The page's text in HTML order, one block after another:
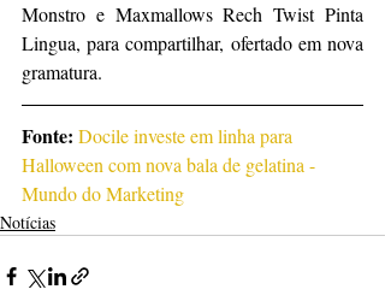
Monstro e Maxmallows Rech Twist Pinta
Lingua, para compartilhar, ofertado em nova
gramatura.
Fonte: Docile investe em linha para
Halloween com nova bala de gelatina -
Mundo do Marketing
Notícias